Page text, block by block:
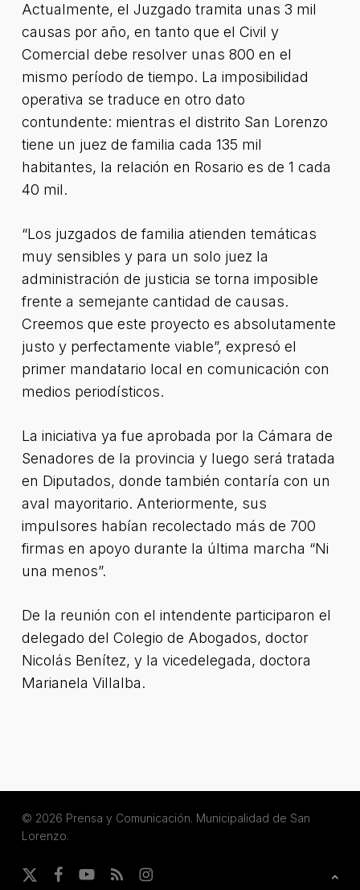
Actualmente, el Juzgado tramita unas 3 mil
causas por año, en tanto que el Civil y
Comercial debe resolver unas 800 en el
mismo período de tiempo. La imposibilidad
operativa se traduce en otro dato
contundente: mientras el distrito San Lorenzo
tiene un juez de familia cada 135 mil
habitantes, la relación en Rosario es de 1 cada
40 mil.
“Los juzgados de familia atienden temáticas
muy sensibles y para un solo juez la
administración de justicia se torna imposible
frente a semejante cantidad de causas.
Creemos que este proyecto es absolutamente
justo y perfectamente viable”, expresó el
primer mandatario local en comunicación con
medios periodísticos.
La iniciativa ya fue aprobada por la Cámara de
Senadores de la provincia y luego será tratada
en Diputados, donde también contaría con un
aval mayoritario. Anteriormente, sus
impulsores habían recolectado más de 700
firmas en apoyo durante la última marcha “Ni
una menos”.
De la reunión con el intendente participaron el
delegado del Colegio de Abogados, doctor
Nicolás Benítez, y la vicedelegada, doctora
Marianela Villalba.
© 2026 Prensa y Comunicación. Municipalidad de San
Lorenzo.
x-
facebookyoutube
RSS instagram